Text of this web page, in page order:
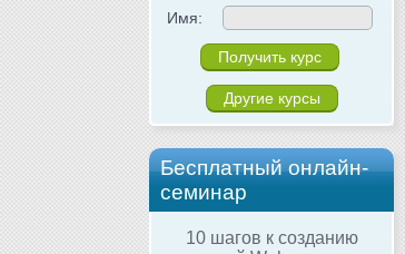
Имя:
Другие курсы
Бесплатный онлайн-
семинар
10 шагов к созданию